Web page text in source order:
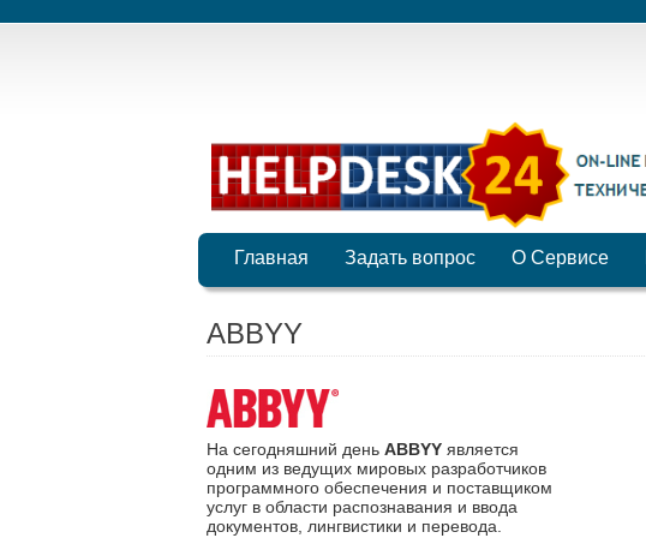
Главная Задать вопрос О Сервисе
ABBYY
На сегодняшний день ABBYY является
одним из ведущих мировых разработчиков
программного обеспечения и поставщиком
услуг в области распознавания и ввода
документов, лингвистики и перевода.